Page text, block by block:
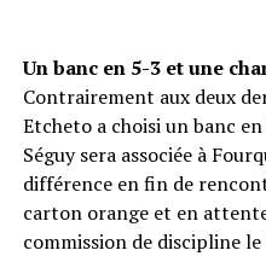
Un banc en 5-3 et une
Contrairement aux deux
Etcheto a choisi un banc
Séguy sera associée à
différence en fin de
carton orange et en
commission de discipline